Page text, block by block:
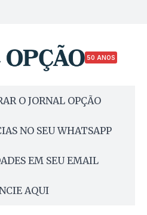
50 ANOS
O JORNAL OPÇÃO
NO SEU WHATSAPP
EM SEU EMAIL
AQUI